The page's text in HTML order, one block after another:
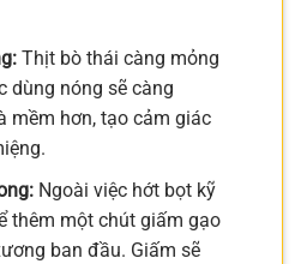
Thịt bò thái càng mỏng
dùng nóng sẽ càng
mềm hơn, tạo cảm giác
Ngoài việc hớt bọt kỹ
thêm một chút giấm gạo
ban đầu. Giấm sẽ